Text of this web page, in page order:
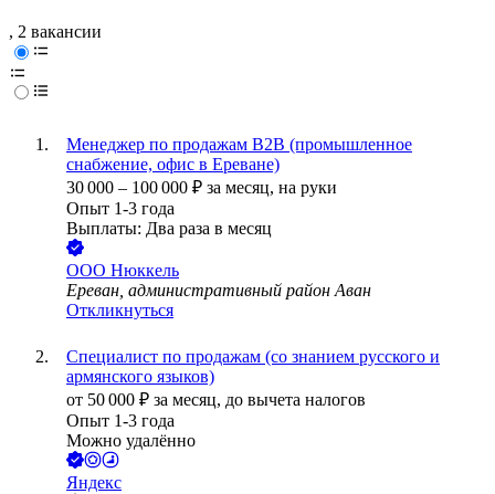
, 2 вакансии
Менеджер по продажам B2B (промышленное
снабжение, офис в Ереване)
30 000 – 100 000 ₽ за месяц, на руки
Опыт 1-3 года
Выплаты: Два раза в месяц
ООО Нюккель
Ереван, административный район Аван
Откликнуться
Специалист по продажам (со знанием русского и
армянского языков)
от 50 000 ₽ за месяц, до вычета налогов
Опыт 1-3 года
Можно удалённо
Яндекс